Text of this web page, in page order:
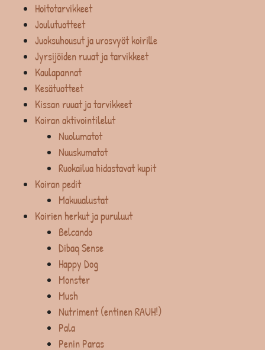
Hoitotarvikkeet
Joulutuotteet
Juoksuhousut ja urosvyöt koirille
Jyrsijöiden ruuat ja tarvikkeet
Kaulapannat
Kesätuotteet
Kissan ruuat ja tarvikkeet
Koiran aktivointilelut
Nuolumatot
Nuuskumatot
Ruokailua hidastavat kupit
Koiran pedit
Makuualustat
Koirien herkut ja puruluut
Belcando
Dibaq Sense
Happy Dog
Monster
Mush
Nutriment (entinen RAUH!)
Pala
Penin Paras